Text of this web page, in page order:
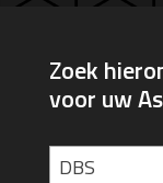
Zoek
voor uw
DBS